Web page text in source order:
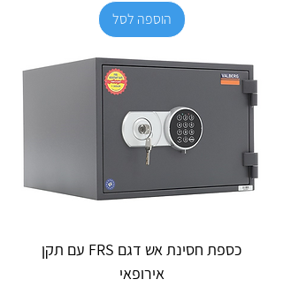
הוספה לסל
כספת חסינת אש דגם FRS עם תקן
אירופאי